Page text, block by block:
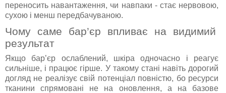
переносить навантаження, чи навпаки - стає нервовою,
сухою і менш передбачуваною.
Чому саме бар’єр впливає на видимий
результат
Якщо бар’єр ослаблений, шкіра одночасно і реагує
сильніше, і працює гірше. У такому стані навіть дорогий
догляд не реалізує свій потенціал повністю, бо ресурси
тканини спрямовані не на оновлення, а на базове